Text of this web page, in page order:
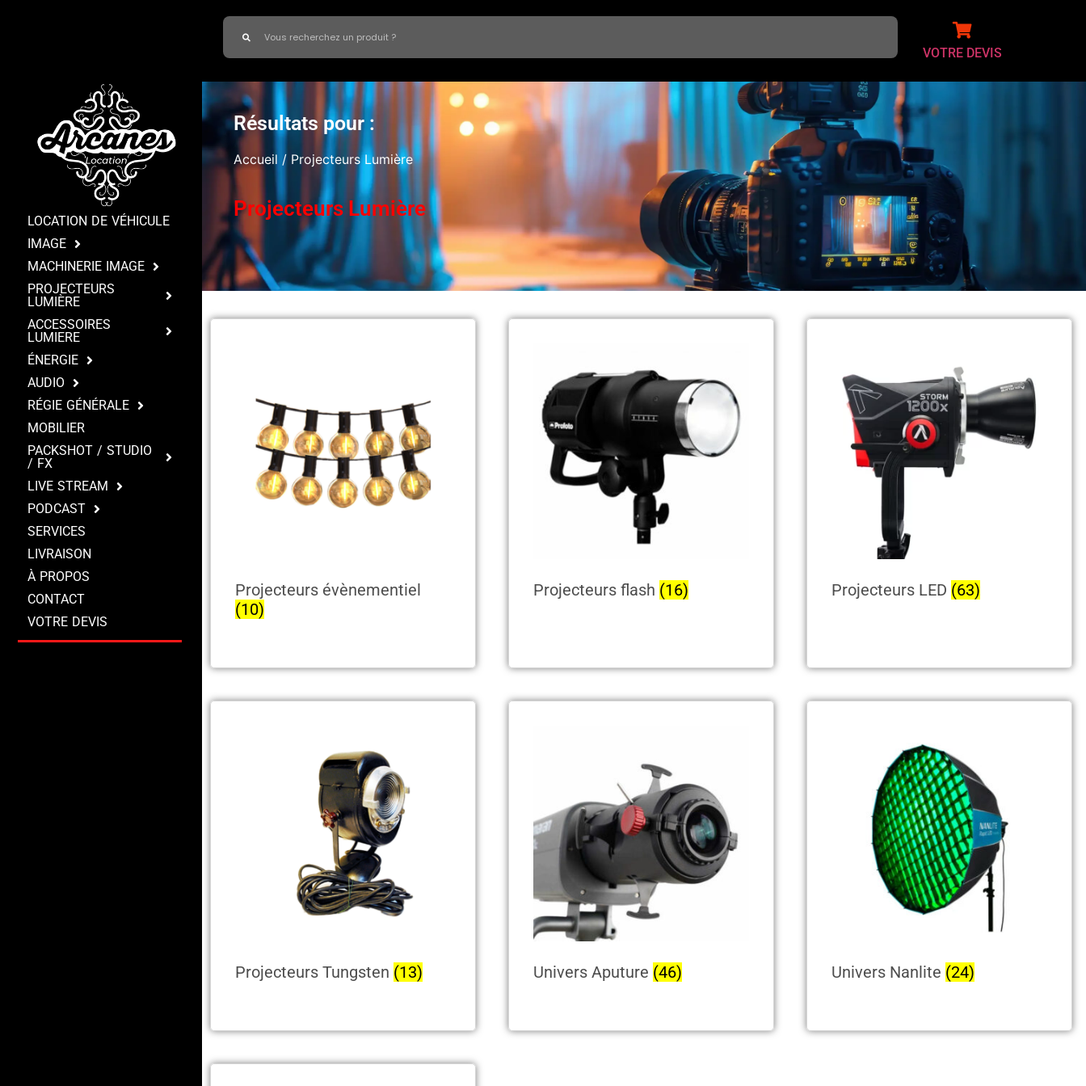
LOCATION DE VÉHICULE
IMAGE
MACHINERIE IMAGE
PROJECTEURS
LUMIÈRE
ACCESSOIRES
LUMIERE
ÉNERGIE
AUDIO
RÉGIE GÉNÉRALE
MOBILIER
PACKSHOT / STUDIO
/ FX
LIVE STREAM
PODCAST
SERVICES
LIVRAISON
À PROPOS
CONTACT
VOTRE DEVIS
VOTRE DEVIS
Résultats pour :
Accueil / Projecteurs Lumière
Projecteurs Lumière
Projecteurs évènementiel
(10)
Projecteurs flash (16) Projecteurs LED (63)
Projecteurs Tungsten (13) Univers Aputure (46) Univers Nanlite (24)